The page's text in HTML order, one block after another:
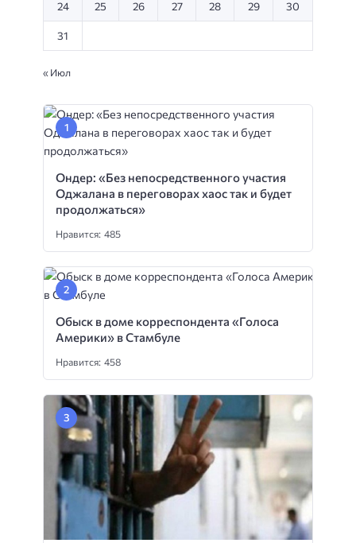
24 25 26 27 28 29 30
31
« Июл
Ондер: «Без непосредственного участия
Оджалана в переговорах хаос так и будет
продолжаться»
Нравится: 485
Обыск в доме корреспондента «Голоса
Америки» в Стамбуле
Нравится: 458